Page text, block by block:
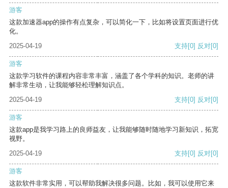
游客
这款加速器app的操作有点复杂，可以简化一下，比如将设置页面进行优
化。
2025-04-19
支持[0] 反对[0]
游客
这款学习软件的课程内容非常丰富，涵盖了各个学科的知识。老师的讲
解非常生动，让我能够轻松理解知识点。
2025-04-19
支持[0] 反对[0]
游客
这款app是我学习路上的良师益友，让我能够随时随地学习新知识，拓宽
视野。
2025-04-19
支持[0] 反对[0]
游客
这款软件非常实用，可以帮助我解决很多问题。比如，我可以使用它来